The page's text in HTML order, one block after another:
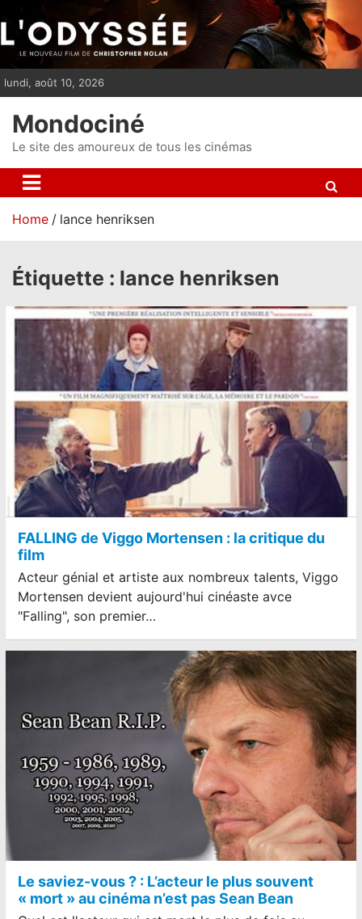
i
p
n
t
lundi, août 10, 2026
Mondociné
Le site des amoureux de tous les cinémas
Home lance henriksen
Étiquette : lance henriksen
FALLING de Viggo Mortensen : la critique du
film
Acteur génial et artiste aux nombreux talents, Viggo
Mortensen devient aujourd'hui cinéaste avce
"Falling", son premier…
Le saviez-vous ? : L’acteur le plus souvent
« mort » au cinéma n’est pas Sean Bean